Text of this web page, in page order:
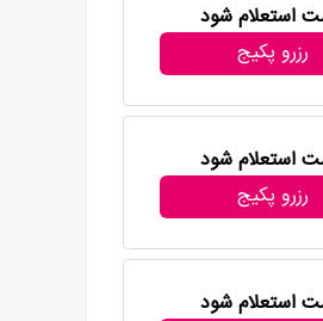
استعلام شود
رزرو پکیج
استعلام شود
رزرو پکیج
استعلام شود